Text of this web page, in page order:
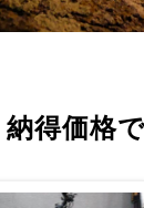
納得価格